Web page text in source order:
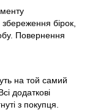
бірок,
Повернення
на той самий
додаткові
з покупця.